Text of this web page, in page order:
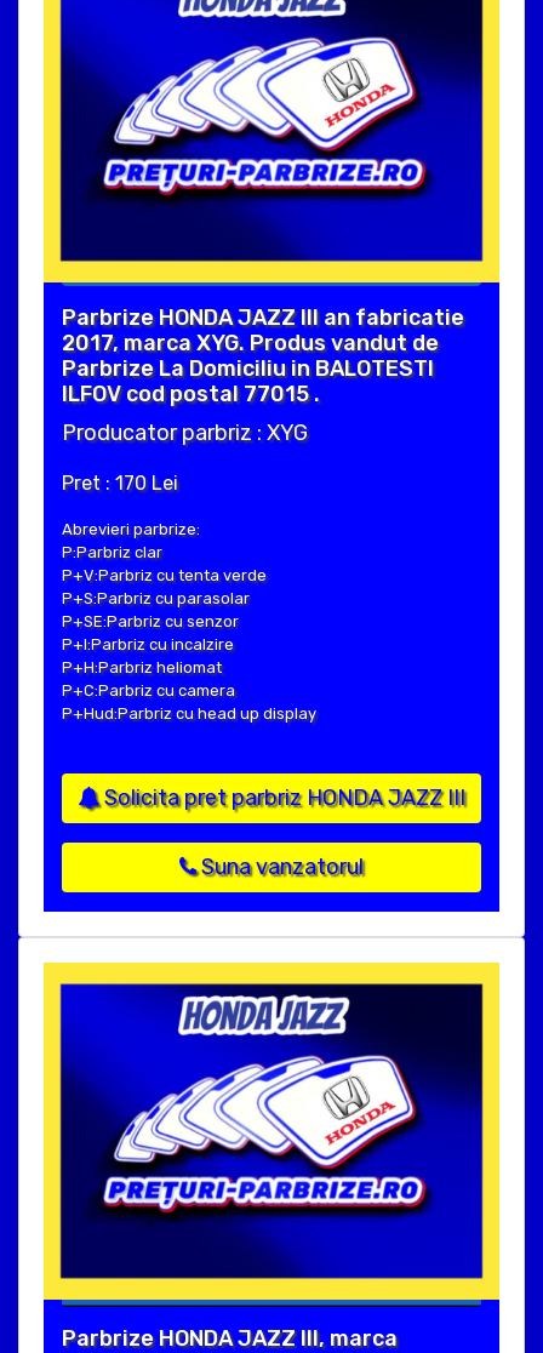
Parbrize HONDA JAZZ III an fabricatie
2017, marca XYG. Produs vandut de
Parbrize La Domiciliu in BALOTESTI
ILFOV cod postal 77015 .
Producator parbriz : XYG
Pret : 170 Lei
Abrevieri parbrize:
P:Parbriz clar
P+V:Parbriz cu tenta verde
P+S:Parbriz cu parasolar
P+SE:Parbriz cu senzor
P+I:Parbriz cu incalzire
P+H:Parbriz heliomat
P+C:Parbriz cu camera
P+Hud:Parbriz cu head up display
Solicita pret parbriz HONDA JAZZ III
Suna vanzatorul
Parbrize HONDA JAZZ III, marca